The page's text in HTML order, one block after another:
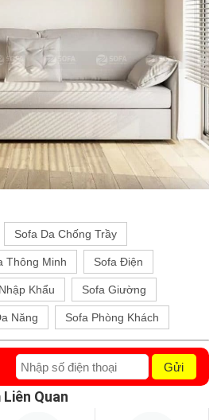
Sofa Da Chống Trầy
Thông Minh Sofa Điện
Khẩu Sofa Giường
Năng Sofa Phòng Khách
Gửi
Quan